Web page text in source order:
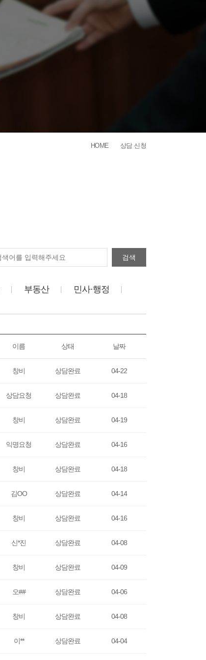
HOME 상담 신청
검색
부동산
민사·행정
이름 상태 날짜
창비 상담완료 04-22
상담요청 상담완료 04-18
창비 상담완료 04-19
익명요청 상담완료 04-16
창비 상담완료 04-18
김OO 상담완료 04-14
창비 상담완료 04-16
신*진 상담완료 04-08
창비 상담완료 04-09
오## 상담완료 04-06
창비 상담완료 04-08
이** 상담완료 04-04